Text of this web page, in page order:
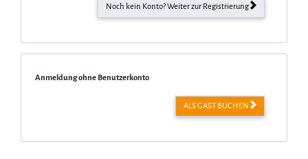
Noch kein Konto? Weiter zur Registrierung
Anmeldung ohne Benutzerkonto
ALS GAST BUCHEN